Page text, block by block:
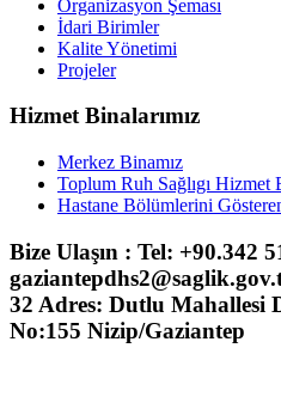
Organizasyon Şeması
İdari Birimler
Kalite Yönetimi
Projeler
Hizmet Binalarımız
Merkez Binamız
Toplum Ruh Sağlıgı Hizmet
Hastane Bölümlerini
Bize Ulaşın : Tel: +90.342
32 Adres: Dutlu Mahallesi
No:155 Nizip/Gaziantep